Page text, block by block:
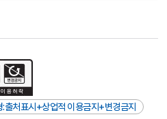
출처표시+상업적 이용금지+변경금지